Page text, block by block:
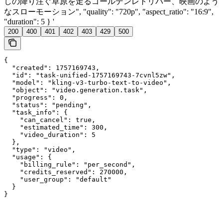
なスローモーション", "quality": "720p", "aspect_ratio": "16:9",
"duration": 5 } '
200 400 401 402 403 429 500
{
  "created": 1757169743,
  "id": "task-unified-1757169743-7cvnl5zw",
  "model": "kling-v3-turbo-text-to-video",
  "object": "video.generation.task",
  "progress": 0,
  "status": "pending",
  "task_info": {
    "can_cancel": true,
    "estimated_time": 300,
    "video_duration": 5
  },
  "type": "video",
  "usage": {
    "billing_rule": "per_second",
    "credits_reserved": 270000,
    "user_group": "default"
  }
}